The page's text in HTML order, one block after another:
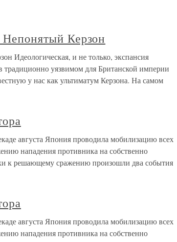
Керзон
Идеологическая, и не только, экспансия
традиционно уязвимом для Британской империи
у нас как ультиматум Керзона. На самом
августа Япония проводила мобилизацию всех
нападения противника на собственно
к решающему сражению произошли два события
августа Япония проводила мобилизацию всех
нападения противника на собственно